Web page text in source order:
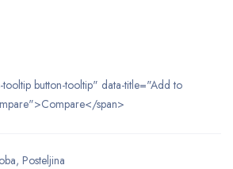
tooltip button-tooltip" data-title="Add to
span>
, Posteljina